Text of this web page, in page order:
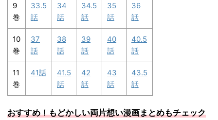
9
巻
33.5
話
34
話
34.5
話
35
話
36
話
10
巻
37
話
38
話
39
話
40
話
40.5
話
11
巻
41話
41.5
話
42
話
43
話
43.5
話
おすすめ！もどかしい両片想い漫画まとめもチェック